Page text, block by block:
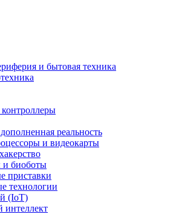
и бытовая техника
реальность
и видеокарты
биоботы
приставки
технологии
(IoT)
интеллект